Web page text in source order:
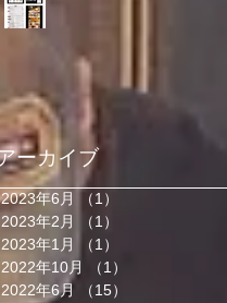
ーカイブ
2023年6月 （1）
2023年2月
（1）
2023年1月
（1）
2022年10月
（1）
2022年6月
（15）